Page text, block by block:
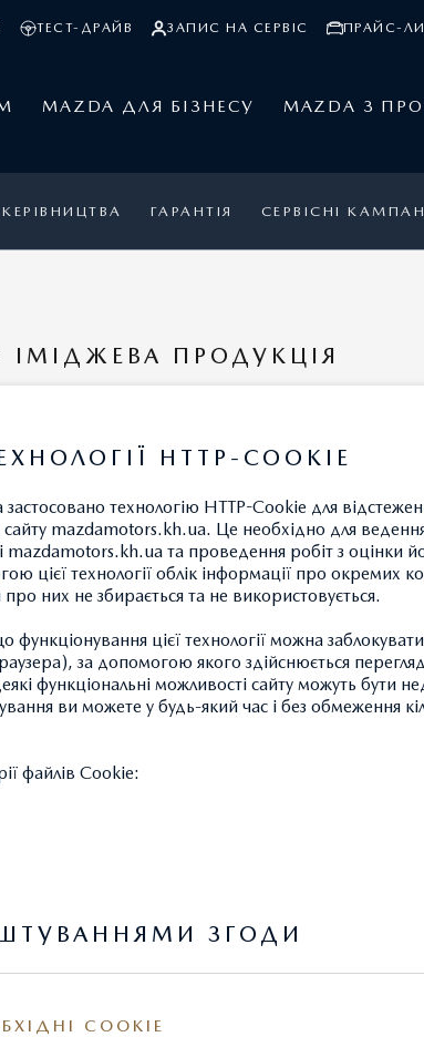
ТЕСТ-ДРАЙВ ЗАПИС НА СЕРВІС ПРАЙС-
MAZDA ДЛЯ БІЗНЕСУ MAZDA З
ГАРАНТІЯ СЕРВІСНІ
ІМІДЖЕВА ПРОДУКЦІЯ
МУЛЬТИІНСТРУМЕНТ
903.84 ГРН.*
HTTP-COOKIE
технологію HTTP-Cookie для
сайту mazdamotors.kh.ua. Це необхідно для
mazdamotors.kh.ua та проведення робіт з оцінки
цієї технології облік інформації про окремих
них не збирається та не використовується.
цієї технології можна
за допомогою якого здійснюється
функціональні можливості сайту можуть бути
ви можете у будь-який час і без обмеження
файлів Cookie:
ЗГОДИ
COOKIE